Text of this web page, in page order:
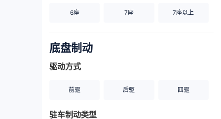
6座 7座 7座以上
底盘制动
驱动方式
前驱 后驱 四驱
驻车制动类型